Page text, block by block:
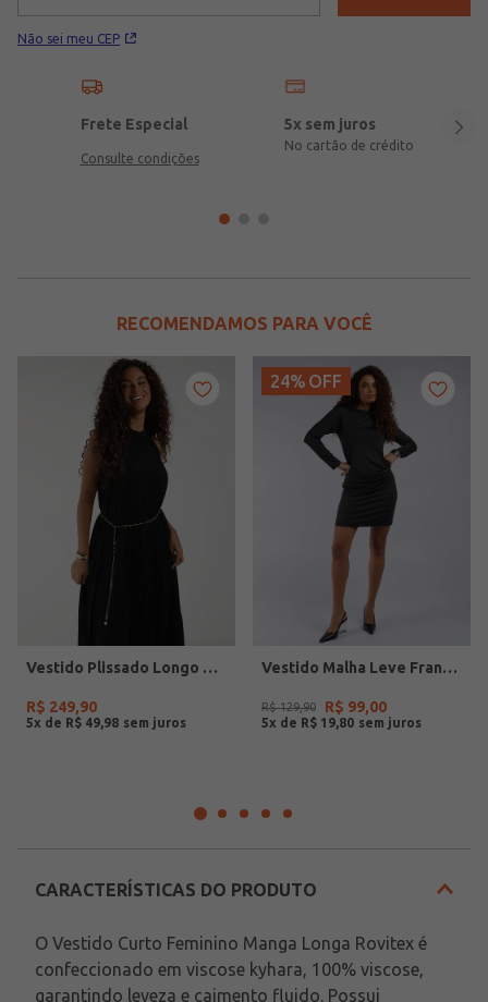
Não sei meu CEP
Frete Especial
Consulte condições
5x sem juros
No cartão de crédito
RECOMENDAMOS PARA VOCÊ
Vestido Plissado Longo Eagle Rock Feminino PRETO
R$ 249,90
5x de R$ 49 98
24% OFF
Vestido Malha Leve Franzido Feminino PRETO
R$ 129,90 R$ 99,00
5x de R$ 19 80
CARACTERÍSTICAS DO PRODUTO
O Vestido Curto Feminino Manga Longa Rovitex é
confeccionado em viscose kyhara, 100% viscose,
garantindo leveza e caimento fluido. Possui